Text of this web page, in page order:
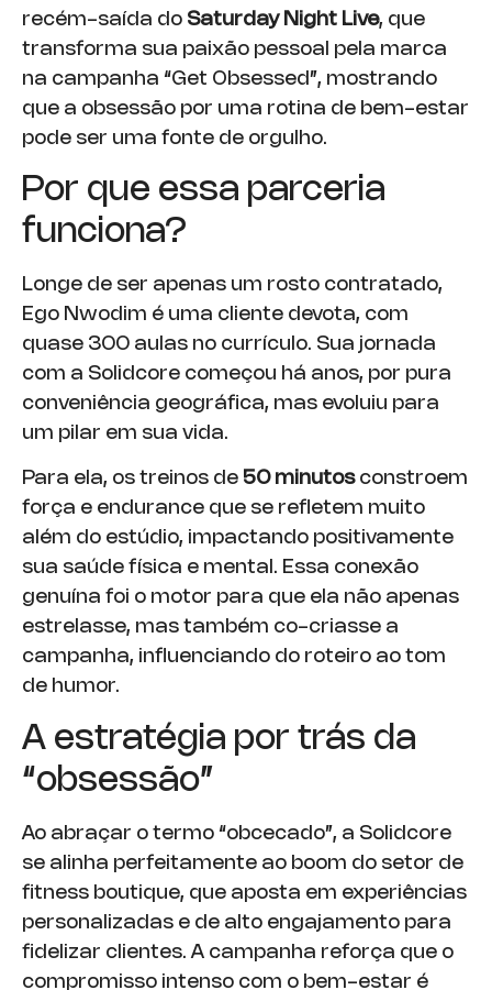
recém-saída do Saturday Night Live, que
transforma sua paixão pessoal pela marca
na campanha “Get Obsessed”, mostrando
que a obsessão por uma rotina de bem-estar
pode ser uma fonte de orgulho.
Por que essa parceria
funciona?
Longe de ser apenas um rosto contratado,
Ego Nwodim é uma cliente devota, com
quase 300 aulas no currículo. Sua jornada
com a Solidcore começou há anos, por pura
conveniência geográfica, mas evoluiu para
um pilar em sua vida.
Para ela, os treinos de 50 minutosconstroem
força e endurance que se refletem muito
além do estúdio, impactando positivamente
sua saúde física e mental. Essa conexão
genuína foi o motor para que ela não apenas
estrelasse, mas também co-criasse a
campanha, influenciando do roteiro ao tom
de humor.
A estratégia por trás da
“obsessão”
Ao abraçar o termo “obcecado”, a Solidcore
se alinha perfeitamente ao boom do setor de
fitness boutique, que aposta em experiências
personalizadas e de alto engajamento para
fidelizar clientes. A campanha reforça que o
compromisso intenso com o bem-estar é